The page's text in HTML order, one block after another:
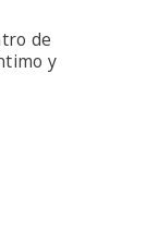
de
y